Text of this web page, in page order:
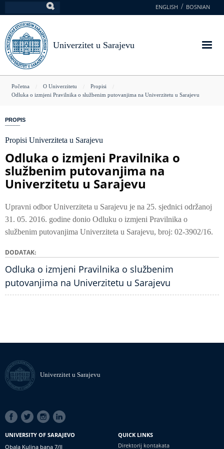
na
glavni
sadržaj
ENGLISH BOSNIAN
Univerzitet u Sarajevu
You
here
Početna O Univerzitetu
Propisi
Odluka o izmjeni Pravilnika o službenim putovanjima na Univerzitetu u Sarajevu
PROPIS
Propisi Univerziteta u Sarajevu
Odluka o izmjeni Pravilnika o
službenim putovanjima na
Univerzitetu u Sarajevu
Upravni odbor Univerziteta u Sarajevu je na 25. sjednici održanoj
31. 05. 2016. godine donio Odluku o izmjeni Pravilnika o
službenim putovanjima Univerziteta u Sarajevu, broj: 02-3902/16.
DODATAK
Odluka o izmjeni Pravilnika o službenim
putovanjima na Univerzitetu u Sarajevu
Univerzitet u Sarajevu
SOCIAL
LINKS
UNIVERSITY OF SARAJEVO
Obala Kulina bana 7/II
QUICK LINKS
Direktorij kontakata